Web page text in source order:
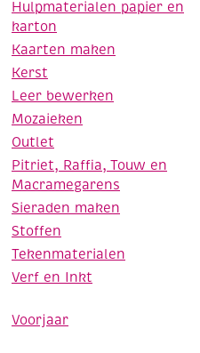
Hulpmaterialen papier en
karton
Kaarten maken
Kerst
Leer bewerken
Mozaieken
Outlet
Pitriet, Raffia, Touw en
Macramegarens
Sieraden maken
Stoffen
Tekenmaterialen
Verf en Inkt
Voorjaar